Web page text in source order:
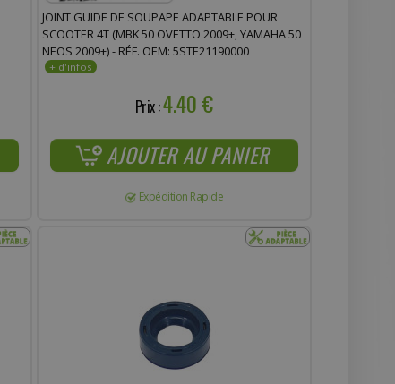
JOINT GUIDE DE SOUPAPE ADAPTABLE POUR
SCOOTER 4T (MBK 50 OVETTO 2009+, YAMAHA 50
NEOS 2009+) - RÉF. OEM: 5STE21190000
Prix :4.40 €
AJOUTER AU PANIER
Expédition Rapide